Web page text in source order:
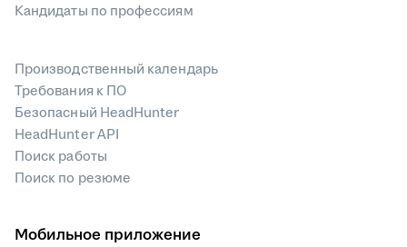
Кандидаты по профессиям
Производственный календарь
Требования к ПО
Безопасный HeadHunter
HeadHunter API
Поиск работы
Поиск по резюме
Мобильное приложение